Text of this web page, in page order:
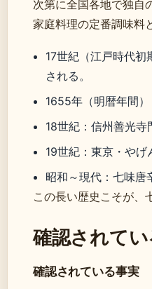
次第に全国各地で独自
家庭料理の定番調味料
17世紀（江戸時代初
される。
1655年（明暦年間）
18世紀 ：信州善光
19世紀 ：東京・やげ
昭和～現代 ：七味
この長い歴史こそが、
確認されて
確認されている事実